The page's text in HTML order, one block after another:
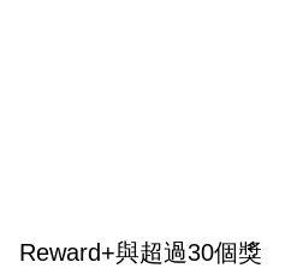
Reward+與超過30個獎